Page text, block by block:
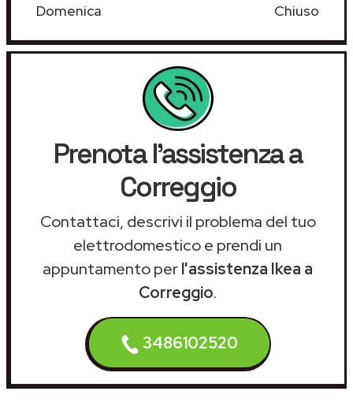
Domenica
Chiuso
Prenota l'assistenza a
Correggio
Contattaci, descrivi il problema del tuo
elettrodomestico e prendi un
appuntamento perl'assistenza Ikea a
Correggio.
3486102520